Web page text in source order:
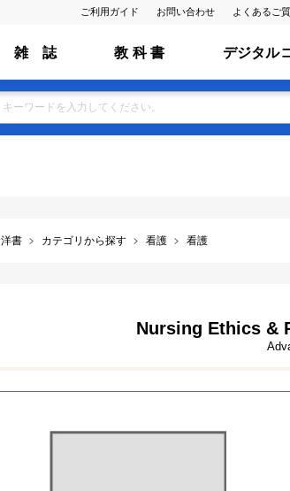
ご利用ガイド お問い合わせ よくあるご
雑 誌 教 科 書 デジタル
洋書 カテゴリから探す 看護 看護
Nursing Ethics &